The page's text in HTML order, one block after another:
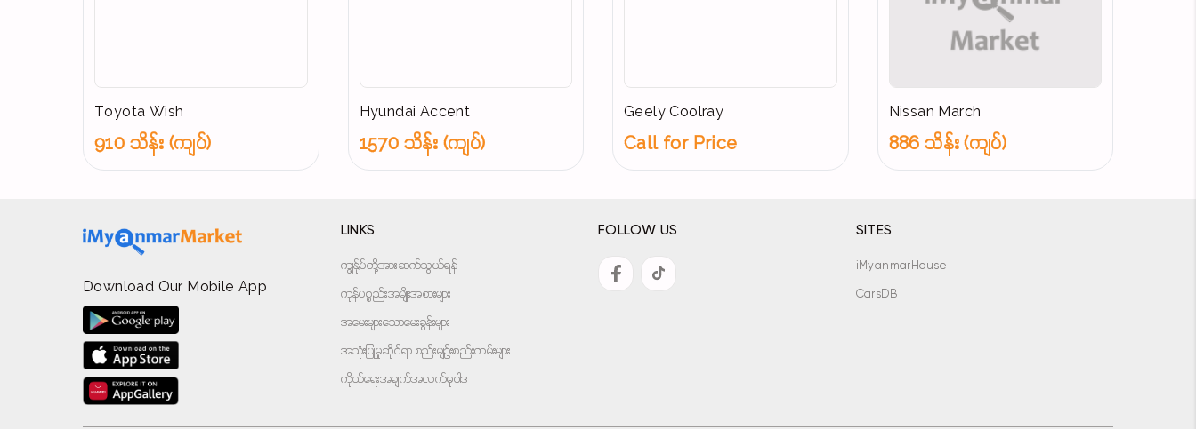
Toyota Wish
910 သိန်း (ကျပ်)
Hyundai Accent
1570 သိန်း (ကျပ်)
Geely Coolray
Call for Price
Nissan March
886 သိန်း (ကျပ်)
Download Our Mobile App
LINKS
ကျွန်ုပ်တို့အားဆက်သွယ်ရန်
ကုန်ပစ္စည်းအမျိုးအစားများ
အမေးများသောမေးခွန်းများ
အသုံးပြုမှုဆိုင်ရာ စည်းမျဉ်းစည်းကမ်းများ
ကိုယ်ရေးအချက်အလက်မူဝါဒ
FOLLOW US SITES
iMyanmarHouse
CarsDB